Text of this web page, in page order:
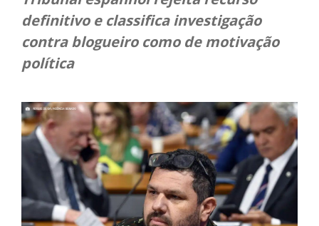
definitivo e classifica investigação
contra blogueiro como de motivação
política